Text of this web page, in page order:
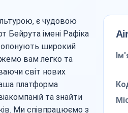
є чудовою
імені Рафіка
широкий
вам легко та
світ нових
платформа
та знайти
Ми співпрацюємо з